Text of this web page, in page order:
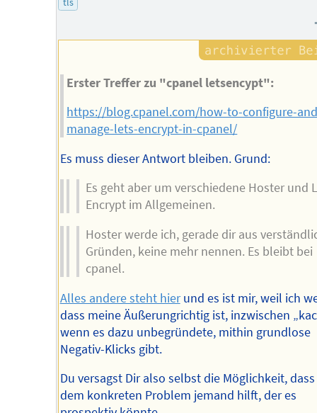
Erster Treffer zu "cpanel letsencypt":
https://blog.cpanel.com/how-to-configure-
manage-lets-encrypt-in-cpanel/
Es muss dieser Antwort bleiben. Grund:
Es geht aber um verschiedene Hoster und
Encrypt im Allgemeinen.
Hoster werde ich, gerade dir aus
Gründen, keine mehr nennen. Es bleibt bei
cpanel.
Alles andere steht hierund es ist mir, weil ich
dass meine Äußerungrichtig ist, inzwischen
wenn es dazu unbegründete, mithin grundlose
Negativ-Klicks gibt.
Du versagst Dir also selbst die Möglichkeit,
dem konkreten Problem jemand hilft, der es